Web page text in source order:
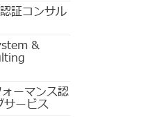
証コンサル
&
ーマンス認
サービス